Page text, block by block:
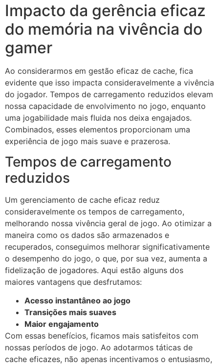
Impacto da gerência eficaz
do memória na vivência do
gamer
Ao considerarmos em gestão eficaz de cache, fica
evidente que isso impacta consideravelmente a vivência
do jogador. Tempos de carregamento reduzidos elevam
nossa capacidade de envolvimento no jogo, enquanto
uma jogabilidade mais fluida nos deixa engajados.
Combinados, esses elementos proporcionam uma
experiência de jogo mais suave e prazerosa.
Tempos de carregamento
reduzidos
Um gerenciamento de cache eficaz reduz
consideravelmente os tempos de carregamento,
melhorando nossa vivência geral de jogo. Ao otimizar a
maneira como os dados são armazenados e
recuperados, conseguimos melhorar significativamente
o desempenho do jogo, o que, por sua vez, aumenta a
fidelização de jogadores. Aqui estão alguns dos
maiores vantagens que desfrutamos:
Acesso instantâneo ao jogo
Transições mais suaves
Maior engajamento
Com essas benefícios, ficamos mais satisfeitos com
nossas períodos de jogo. Ao adotarmos táticas de
cache eficazes, não apenas incentivamos o entusiasmo,